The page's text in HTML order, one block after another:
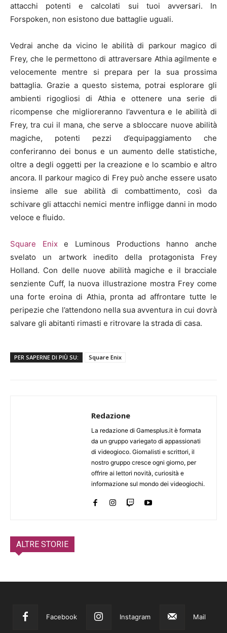
attacchi potenti e calcolati sui tuoi avversari. In
Forspoken, non esistono due battaglie uguali.
Vedrai anche da vicino le abilità di parkour magico di
Frey, che le permettono di attraversare Athia agilmente e
velocemente mentre si prepara per la sua prossima
battaglia. Grazie a questo sistema, potrai esplorare gli
ambienti rigogliosi di Athia e ottenere una serie di
ricompense che miglioreranno l’avventura e le abilità di
Frey, tra cui il mana, che serve a sbloccare nuove abilità
magiche, potenti pezzi d’equipaggiamento che
conferiranno dei bonus e un aumento delle statistiche,
oltre a degli oggetti per la creazione e lo scambio e altro
ancora. Il parkour magico di Frey può anche essere usato
insieme alle sue abilità di combattimento, così da
schivare gli attacchi nemici mentre infligge danni in modo
veloce e fluido.
Square Enixe Luminous Productions hanno anche
svelato un artwork inedito della protagonista Frey
Holland. Con delle nuove abilità magiche e il bracciale
senziente Cuff, la nuova illustrazione mostra Frey come
una forte eroina di Athia, pronta ad affrontare tutte le
peripezie che l’attendono nella sua avventura in cui dovrà
salvare gli abitanti rimasti e ritrovare la strada di casa.
PER SAPERNE DI PIÙ SU: Square Enix
Redazione
La redazione di Gamesplus.it è formata
da un gruppo variegato di appassionati
di videogioco. Giornalisti e scrittori, il
nostro gruppo cresce ogni giorno, per
offrire ai lettori novità, curiosità e
informazione sul mondo dei videogiochi.
ALTRE STORIE
Facebook Instagram Mail